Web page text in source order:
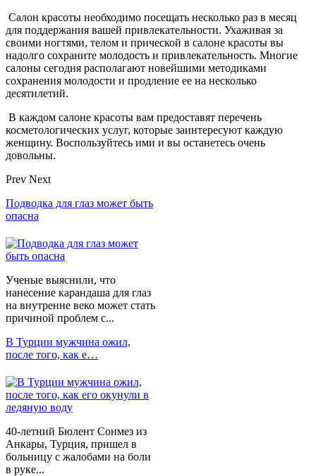
Салон красоты необходимо посещать несколько раз в месяц
для поддержания вашей привлекательности. Ухаживая за
своими ногтями, телом и прической в салоне красоты вы
надолго сохраните молодость и привлекательность. Многие
салоны сегодня располагают новейшими методиками
сохранения молодости и продление ее на несколько
десятилетий.
В каждом салоне красоты вам предоставят перечень
косметологических услуг, которые заинтересуют каждую
женщину. Воспользуйтесь ими и вы останетесь очень
довольны.
Prev Next
Подводка для глаз может быть
опасна
Ученые выяснили, что
нанесение карандаша для глаз
на внутренне веко может стать
причиной проблем с...
В Турции мужчина ожил,
после того, как е…
40-летний Бюлент Сонмез из
Анкары, Турция, пришел в
больницу с жалобами на боли
в руке...